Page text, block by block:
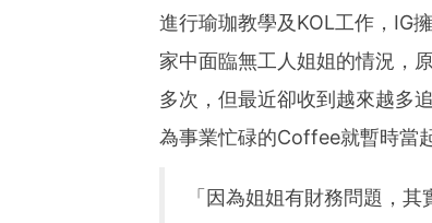
進行瑜珈教學及KOL工作，IG
家中面臨無工人姐姐的情況，
多次，但最近卻收到越來越多
為事業忙碌的Coffee就暫時當
「因為姐姐有財務問題，